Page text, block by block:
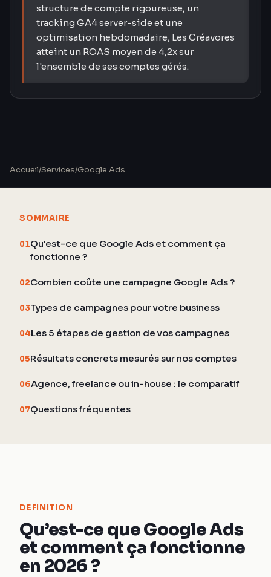
structure de compte rigoureuse, un
tracking GA4 server-side et une
optimisation hebdomadaire, Les Créavores
atteint un ROAS moyen de 4,2x sur
l'ensemble de ses comptes gérés.
Accueil/Services/Google Ads
SOMMAIRE
01Qu'est-ce que Google Ads et comment ça
fonctionne ?
02Combien coûte une campagne Google Ads ?
03Types de campagnes pour votre business
04Les 5 étapes de gestion de vos campagnes
05Résultats concrets mesurés sur nos comptes
06Agence, freelance ou in-house : le comparatif
07Questions fréquentes
DEFINITION
Qu’est-ce que Google Ads
et comment ça fonctionne
en 2026 ?